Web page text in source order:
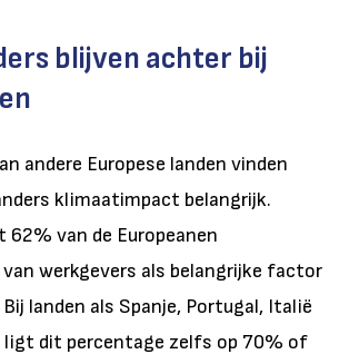
blijven achter bij
andere Europese landen vinden
klimaatimpact belangrijk.
62% van de Europeanen
werkgevers als belangrijke factor
landen als Spanje, Portugal, Italië
ligt dit percentage zelfs op 70% of